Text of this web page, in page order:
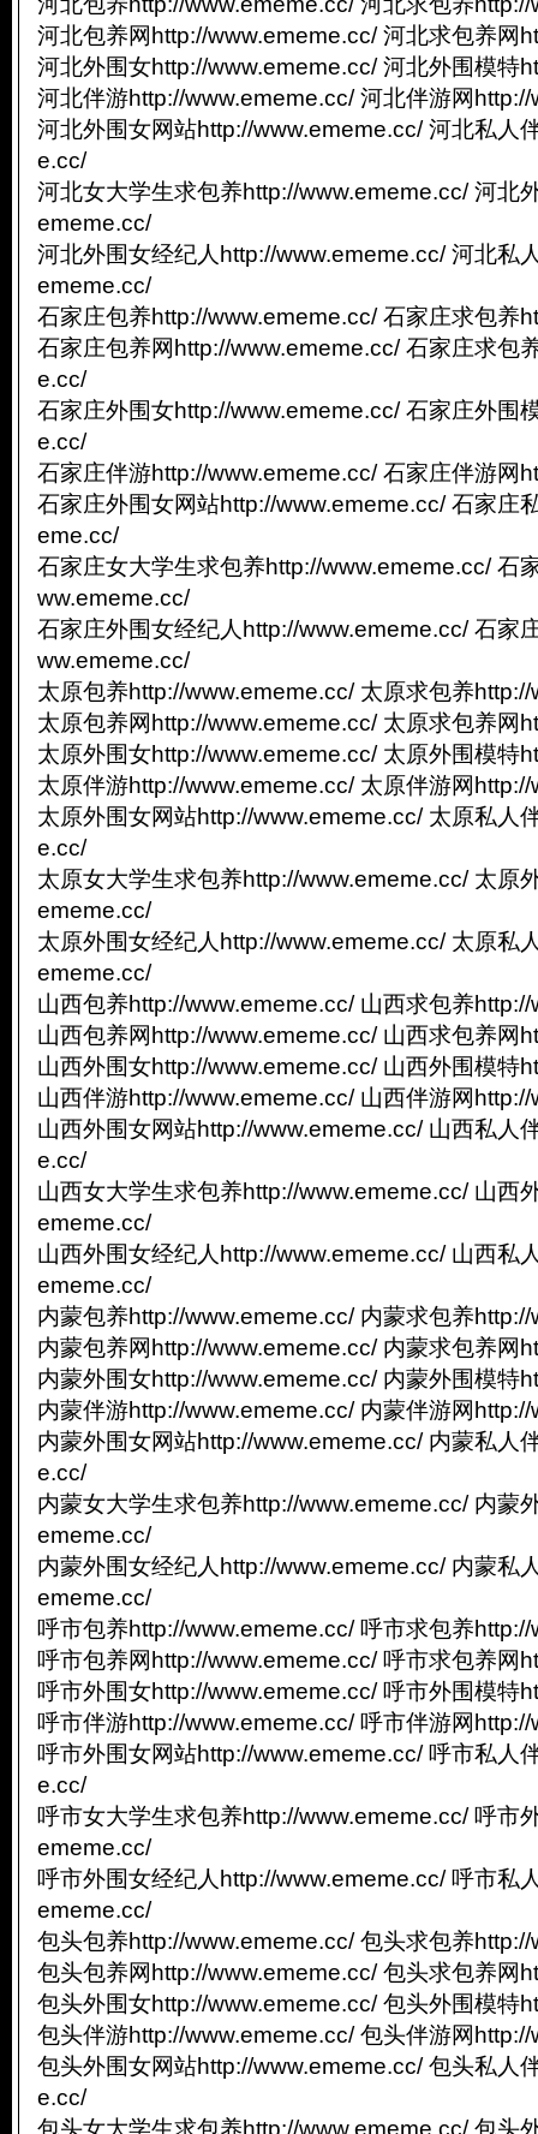
河北包养网http://www.ememe.cc/ 河北求包养网
河北外围女http://www.ememe.cc/ 河北外围模特
河北伴游http://www.ememe.cc/ 河北伴游网
河北外围女网站http://www.ememe.cc/ 河北私人
e.cc/
河北女大学生求包养http://www.ememe.cc/ 河北
ememe.cc/
河北外围女经纪人http://www.ememe.cc/ 河北私
ememe.cc/
石家庄包养http://www.ememe.cc/ 石家庄求包养
石家庄包养网http://www.ememe.cc/ 石家庄求包
e.cc/
石家庄外围女http://www.ememe.cc/ 石家庄外围
e.cc/
石家庄伴游http://www.ememe.cc/ 石家庄伴游网
石家庄外围女网站http://www.ememe.cc/ 石家庄
eme.cc/
石家庄女大学生求包养http://www.ememe.cc/ 石
ww.ememe.cc/
石家庄外围女经纪人http://www.ememe.cc/ 石家
ww.ememe.cc/
太原包养http://www.ememe.cc/ 太原求包养
太原包养网http://www.ememe.cc/ 太原求包养网
太原外围女http://www.ememe.cc/ 太原外围模特
太原伴游http://www.ememe.cc/ 太原伴游网
太原外围女网站http://www.ememe.cc/ 太原私人
e.cc/
太原女大学生求包养http://www.ememe.cc/ 太原
ememe.cc/
太原外围女经纪人http://www.ememe.cc/ 太原私
ememe.cc/
山西包养http://www.ememe.cc/ 山西求包养
山西包养网http://www.ememe.cc/ 山西求包养网
山西外围女http://www.ememe.cc/ 山西外围模特
山西伴游http://www.ememe.cc/ 山西伴游网
山西外围女网站http://www.ememe.cc/ 山西私人
e.cc/
山西女大学生求包养http://www.ememe.cc/ 山西
ememe.cc/
山西外围女经纪人http://www.ememe.cc/ 山西私
ememe.cc/
内蒙包养http://www.ememe.cc/ 内蒙求包养
内蒙包养网http://www.ememe.cc/ 内蒙求包养网
内蒙外围女http://www.ememe.cc/ 内蒙外围模特
内蒙伴游http://www.ememe.cc/ 内蒙伴游网
内蒙外围女网站http://www.ememe.cc/ 内蒙私人
e.cc/
内蒙女大学生求包养http://www.ememe.cc/ 内蒙
ememe.cc/
内蒙外围女经纪人http://www.ememe.cc/ 内蒙私
ememe.cc/
呼市包养http://www.ememe.cc/ 呼市求包养
呼市包养网http://www.ememe.cc/ 呼市求包养网
呼市外围女http://www.ememe.cc/ 呼市外围模特
呼市伴游http://www.ememe.cc/ 呼市伴游网
呼市外围女网站http://www.ememe.cc/ 呼市私人
e.cc/
呼市女大学生求包养http://www.ememe.cc/ 呼市
ememe.cc/
呼市外围女经纪人http://www.ememe.cc/ 呼市私
ememe.cc/
包头包养http://www.ememe.cc/ 包头求包养
包头包养网http://www.ememe.cc/ 包头求包养网
包头外围女http://www.ememe.cc/ 包头外围模特
包头伴游http://www.ememe.cc/ 包头伴游网
包头外围女网站http://www.ememe.cc/ 包头私人
e.cc/
包头女大学生求包养http://www.ememe.cc/ 包头